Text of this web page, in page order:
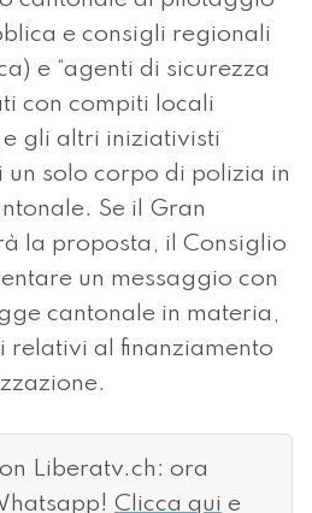
e consigli regionali
e “agenti di sicurezza
con compiti locali
e gli altri iniziativisti
solo corpo di polizia in
Se il Gran
la proposta, il Consiglio
un messaggio con
cantonale in materia,
relativi al finanziamento
Liberatv.ch: ora
Clicca qui e